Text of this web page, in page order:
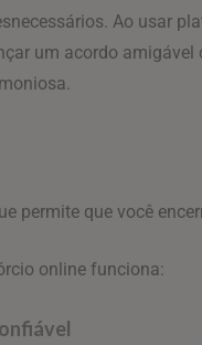
Ao usar
um acordo
permite que você
online funciona: